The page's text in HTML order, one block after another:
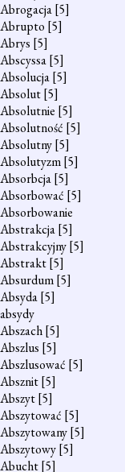
Abrogacja[5]
Abrupto [5]
Abrys [5]
Abscyssa[5]
Absolucja[5]
Absolut[5]
Absolutnie [5]
Absolutność [5]
Absolutny[5]
Absolutyzm[5]
Absorbcja[5]
Absorbować [5]
Absorbowanie
Abstrakcja[5]
Abstrakcyjny[5]
Abstrakt[5]
Absurdum[5]
Absyda[5]
absydy
Abszach[5]
Abszlus [5]
Abszlusować [5]
Absznit[5]
Abszyt[5]
Abszytować [5]
Abszytowany[5]
Abszytowy[5]
Abucht[5]